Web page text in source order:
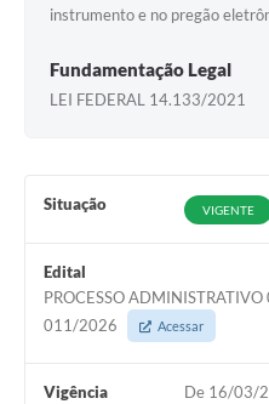
instrumento e no pregão
Fundamentação Legal
LEI FEDERAL 14.133/2021
Situação VIGENTE
Edital
PROCESSO
011/2026
Acessar
Vigência De 16/03/